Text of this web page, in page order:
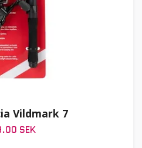
Vildmark 7
SEK